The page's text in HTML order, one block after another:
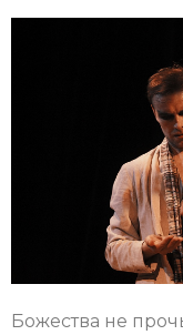
Божества не